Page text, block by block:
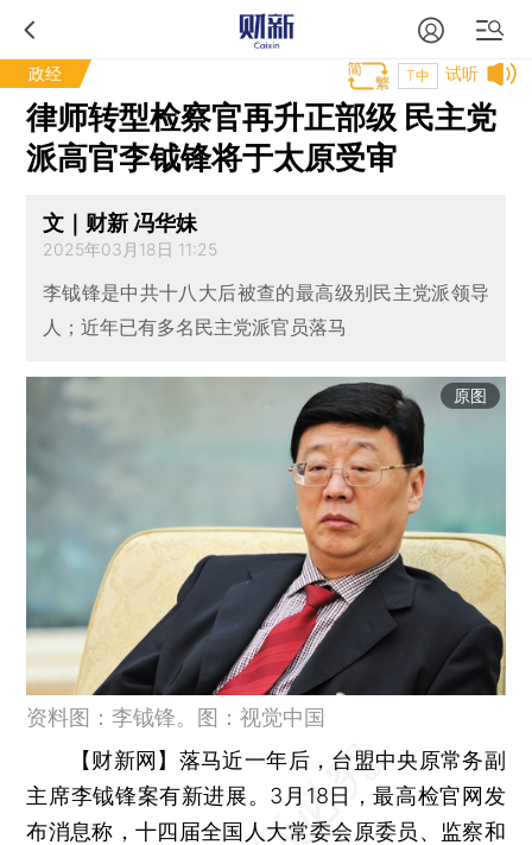
政经 试听
T中
律师转型检察官再升正部级 民主党
派高官李钺锋将于太原受审
文｜财新 冯华妹
2025年03月18日 11:25
李钺锋是中共十八大后被查的最高级别民主党派领导
人；近年已有多名民主党派官员落马
原图
资料图：李钺锋。图：视觉中国
【财新网】 落马近一年后，台盟中央原常务副
主席李钺锋案有新进展。3月18日，最高检官网发
布消息称，十四届全国人大常委会原委员、监察和